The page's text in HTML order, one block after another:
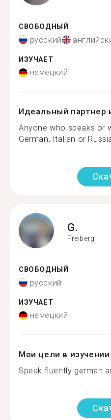
СВОБОДНЫЙ
русский
ИЗУЧАЕТ
немецкий
Идеальный партнер
Anyone who speaks or
German, Italian or
G.
Freiberg
СВОБОДНЫЙ
русский
ИЗУЧАЕТ
немецкий
Мои цели в
Speak fluently german